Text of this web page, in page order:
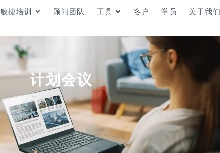
敏捷培训 顾问团队 工具 客户 学员 关于我们
计划会议